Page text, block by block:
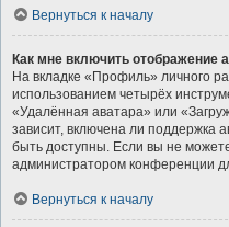
Вернуться к началу
Как мне включить отображение
На вкладке «Профиль» личного
использованием четырёх
«Удалённая аватара» или
зависит, включена ли поддержка
быть доступны. Если вы не
администратором конференции
Вернуться к началу